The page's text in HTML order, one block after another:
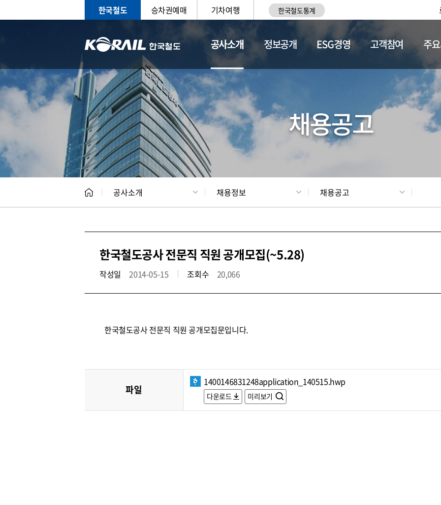
한국철도 승차권예매 기차여행 한국철도통계
공사소개
CEO 일반현황 채용정보
정보공개 ESG경영 고객참여 주
채용공고
공사소개 채용정보 채용공고
한국철도공사 전문직 직원 공개모집(~5.28)
작성일 2014-05-15 조회수 20,066
한국철도공사 전문직 직원 공개모집문입니다.
파일
1400146831248application_140515.hwp
다운로드 미리보기